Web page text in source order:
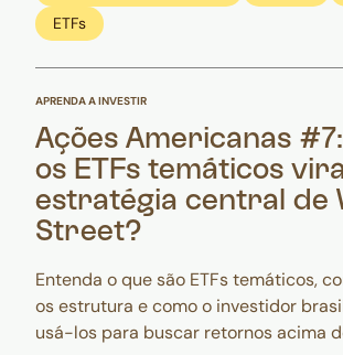
ETFs
APRENDA A INVESTIR
Ações Americanas
os ETFs temáticos
estratégia central de
Street?
Entenda o que são ETFs temáticos,
os estrutura e como o investidor
usá-los para buscar retornos acima